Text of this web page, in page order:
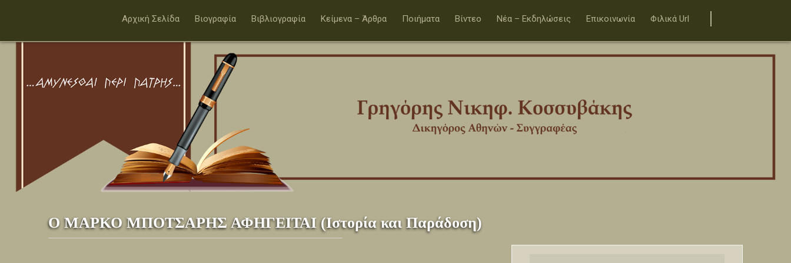
Αρχική Σελίδα Βιογραφία Βιβλιογραφία Κείμενα – Άρθρα Ποιήματα Βίντεο Νέα – Εκδηλώσεις Επικοινωνία Φιλικά Url
Ο ΜΑΡΚΟ ΜΠΟΤΣΑΡΗΣ ΑΦΗΓΕΙΤΑΙ (Ιστορία και Παράδοση)